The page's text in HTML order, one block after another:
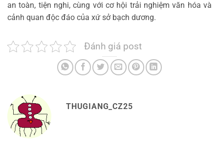
an toàn, tiện nghi, cùng với cơ hội trải nghiệm văn hóa và
cảnh quan độc đáo của xứ sở bạch dương.
Đánh giá post
THUGIANG_CZ25